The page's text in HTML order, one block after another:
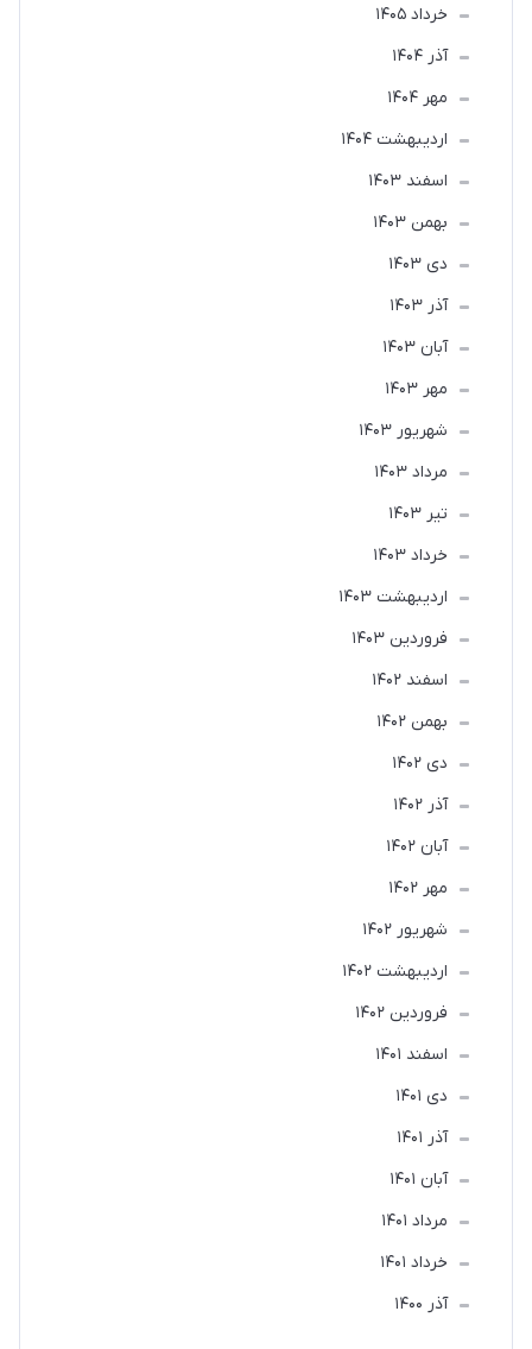
خرداد 1405
آذر 1404
مهر 1404
ارديبهشت 1404
اسفند 1403
بهمن 1403
دی 1403
آذر 1403
آبان 1403
مهر 1403
شهریور 1403
مرداد 1403
تير 1403
خرداد 1403
ارديبهشت 1403
فروردین 1403
اسفند 1402
بهمن 1402
دی 1402
آذر 1402
آبان 1402
مهر 1402
شهریور 1402
ارديبهشت 1402
فروردین 1402
اسفند 1401
دی 1401
آذر 1401
آبان 1401
مرداد 1401
خرداد 1401
آذر 1400